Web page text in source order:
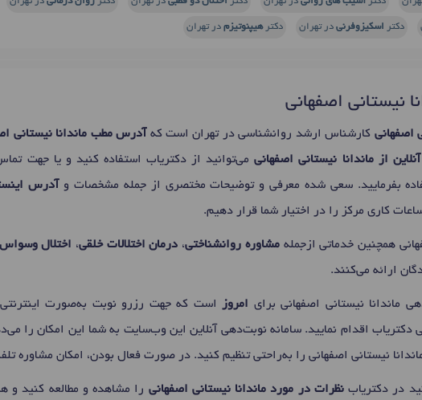
دکتر اسکیزوفرنی در تهران دکترهیپنوتیزم در تهران
نیستانی اصفهانی
اصفهانی کارشناس ارشد روانشناسی در تهران است که آدرس مطب ماندانا نیستانی
از ماندانا نیستانی اصفهانیمی‌توانید از دکتریاب استفاده کنید و یا جهت تماس
بفرمایید. سعی شده معرفی و توضیحات مختصری از جمله مشخصات و آدرس
کاری مرکز را در اختیار شما قرار دهیم.
همچنین خدماتی ازجملهمشاوره روانشناختی، درمان اختلالات خلقی، اختلال
ارائه می‌کنند.
ماندانا نیستانی اصفهانی برای امروز
است که جهت رزرو نوبت به‌صورت
دکتریاب اقدام نمایید. سامانه نوبت‌دهی آنلاین این وب‌سایت به شما این امکان را
نیستانی اصفهانی را به‌راحتی تنظیم کنید. در صورت فعال بودن، امکان مشاوره
در دکتریابنظرات در مورد ماندانا نیستانی اصفهانی را مشاهده و مطالعه کنید و